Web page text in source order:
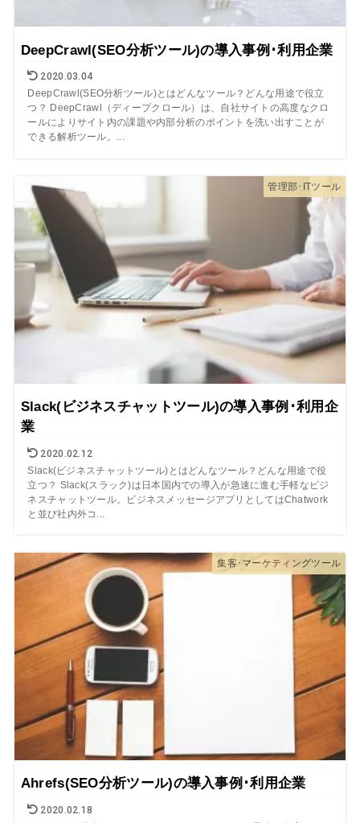
DeepCrawl(SEO分析ツール)の導入事例･利用企業
2020.03.04
DeepCrawl(SEO分析ツール)とはどんなツール？どんな用途で役立
つ？ DeepCrawl（ディープクロール）は、自社サイトの高度なクロ
ールによりサイト内の課題や内部分析のポイントを洗い出すことが
できる解析ツール。...
管理部･ITツール
Slack(ビジネスチャットツール)の導入事例･利用企
業
2020.02.12
Slack(ビジネスチャットツール)とはどんなツール？どんな用途で役
立つ？ Slack(スラック)は日本国内での導入が急速に進む手軽なビジ
ネスチャットツール。ビジネスメッセージアプリとしてはChatwork
と並び社内外コ...
集客･マーケティングツール
Ahrefs(SEO分析ツール)の導入事例･利用企業
2020.02.18